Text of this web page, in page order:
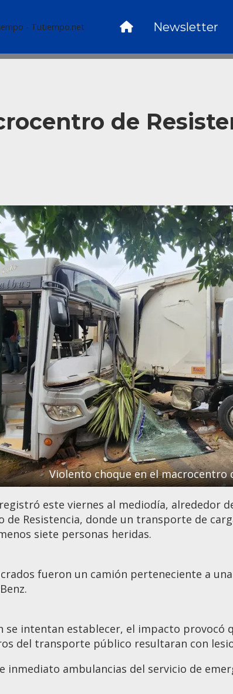
- Tutiempo.net Newsletter
de
Violento choque en el macrocentro
este viernes al mediodía, alrededor
de Resistencia, donde un transporte de
siete personas heridas.
fueron un camión perteneciente a
se intentan establecer, el impacto
del transporte público resultaran con
inmediato ambulancias del servicio de